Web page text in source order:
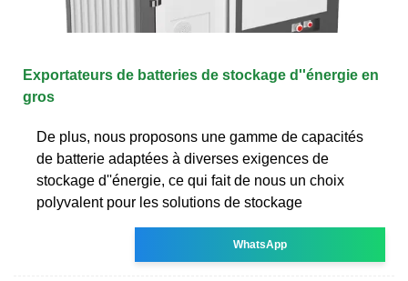
Exportateurs de batteries de stockage d''énergie en
gros
De plus, nous proposons une gamme de capacités
de batterie adaptées à diverses exigences de
stockage d''énergie, ce qui fait de nous un choix
polyvalent pour les solutions de stockage
WhatsApp